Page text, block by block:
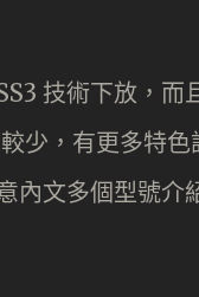
技術下放，而
少，有更多特
文多個型號介